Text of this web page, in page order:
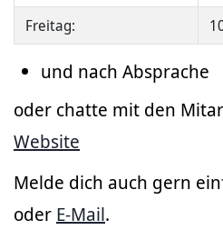
Freitag:
und nach Absprache
oder chatte mit den
Website
Melde dich auch gern
oder E-Mail.